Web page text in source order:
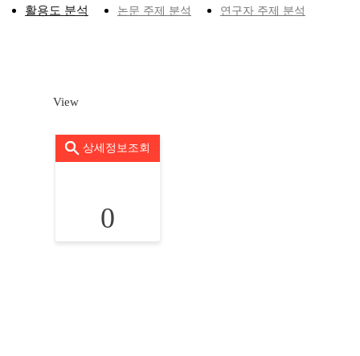
활용도 분석 논문 주제 분석 연구자 주제 분석
View
상세정보조회
0